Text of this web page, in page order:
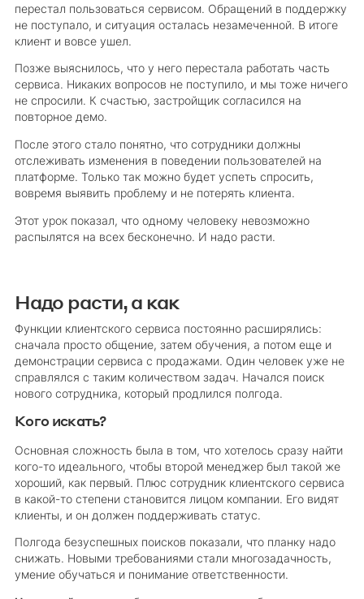
перестал пользоваться сервисом. Обращений в поддержку
не поступало, и ситуация осталась незамеченной. В итоге
клиент и вовсе ушел.
Позже выяснилось, что у него перестала работать часть
сервиса. Никаких вопросов не поступило, и мы тоже ничего
не спросили. К счастью, застройщик согласился на
повторное демо.
После этого стало понятно, что сотрудники должны
отслеживать изменения в поведении пользователей на
платформе. Только так можно будет успеть спросить,
вовремя выявить проблему и не потерять клиента.
Этот урок показал, что одному человеку невозможно
распылятся на всех бесконечно. И надо расти.
Надо расти, а как
Функции клиентского сервиса постоянно расширялись:
сначала просто общение, затем обучения, а потом еще и
демонстрации сервиса с продажами. Один человек уже не
справлялся с таким количеством задач. Начался поиск
нового сотрудника, который продлился полгода.
Кого искать?
Основная сложность была в том, что хотелось сразу найти
кого-то идеального, чтобы второй менеджер был такой же
хороший, как первый. Плюс сотрудник клиентского сервиса
в какой-то степени становится лицом компании. Его видят
клиенты, и он должен поддерживать статус.
Полгода безуспешных поисков показали, что планку надо
снижать. Новыми требованиями стали многозадачность,
умение обучаться и понимание ответственности.